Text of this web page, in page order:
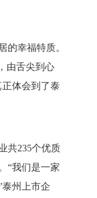
的幸福特质。
由舌尖到心
体会到了泰
共235个优质
“我们是一家
州上市企